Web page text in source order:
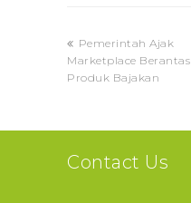
previous
post:
Pemerintah Ajak
Marketplace Berantas
Produk Bajakan
Contact Us